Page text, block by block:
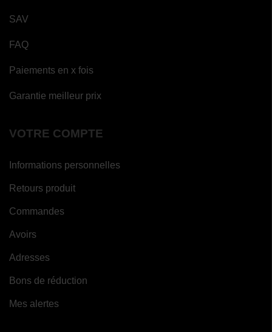
SAV
FAQ
Paiements en x fois
Garantie meilleur prix
VOTRE COMPTE
Informations personnelles
Retours produit
Commandes
Avoirs
Adresses
Bons de réduction
Mes alertes